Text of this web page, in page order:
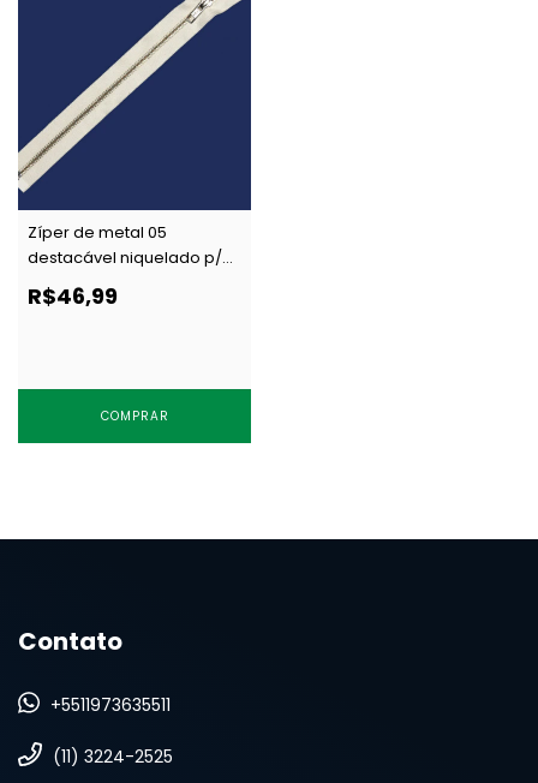
Zíper de metal 05
destacável niquelado p/
tingir YKK RNOR 56 CJ c/ 1
un
R$46,99
COMPRAR
Contato
+5511973635511
(11) 3224-2525